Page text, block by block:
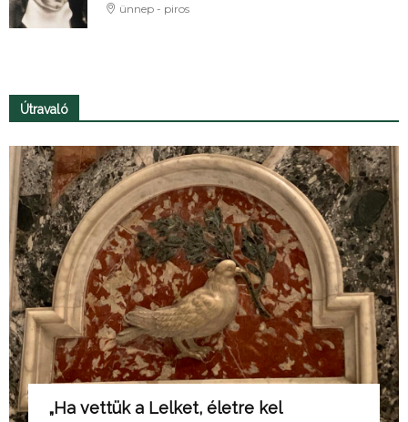
ünnep - piros
Útravaló
„Ha vettük a Lelket, életre kel